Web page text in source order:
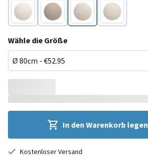
Creme Beige Beige
Creme
Wähle die Größe
In den Warenkorb legen
Kostenloser Versand